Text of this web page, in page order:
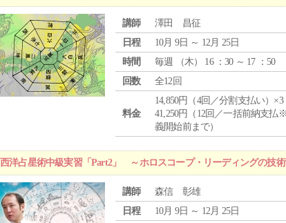
講師
澤田 昌征
日程
10月 9日 ～ 12月 25日
時間
毎週 （木） 16 ：30 ～ 17 ：50
回数
全12回
料金
14,850円（4回／分割支払い）×3
41,250円（12回／一括前納支払
義開始前まで）
西洋占星術中級実習「Part2」 ～ホロスコープ・リーディングの技
講師
森信 彰雄
日程
10月 9日 ～ 12月 25日